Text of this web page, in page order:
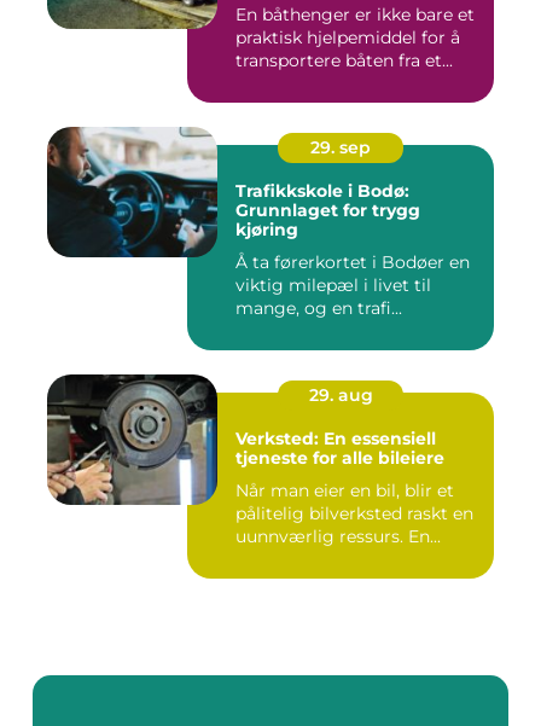
En båthenger er ikke bare et
praktisk hjelpemiddel for å
transportere båten fra et...
29. sep
Trafikkskole i Bodø:
Grunnlaget for trygg
kjøring
Å ta førerkortet i Bodøer en
viktig milepæl i livet til
mange, og en trafi...
29. aug
Verksted: En essensiell
tjeneste for alle bileiere
Når man eier en bil, blir et
pålitelig bilverksted raskt en
uunnværlig ressurs. En...